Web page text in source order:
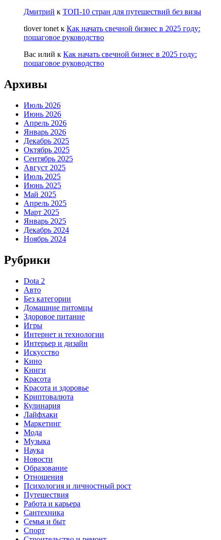
Дмитрий к ТОП-10 стран для путешествий без визы
tlover tonet к Как начать свечной бизнес в 2025 году:
пошаговое руководство
Вас илий к Как начать свечной бизнес в 2025 году:
пошаговое руководство
Архивы
Июль 2026
Июнь 2026
Апрель 2026
Январь 2026
Декабрь 2025
Октябрь 2025
Сентябрь 2025
Август 2025
Июль 2025
Июнь 2025
Май 2025
Апрель 2025
Март 2025
Январь 2025
Декабрь 2024
Ноябрь 2024
Рубрики
Dota 2
Авто
Без категории
Домашние питомцы
Здоровое питание
Игры
Интернет и технологии
Интерьер и дизайн
Искусство
Кино
Книги
Красота
Красота и здоровье
Криптовалюта
Кулинария
Лайфхаки
Маркетинг
Мода
Музыка
Наука
Новости
Образование
Отношения
Психология и личностный рост
Путешествия
Работа и карьера
Сантехника
Семья и быт
Спорт